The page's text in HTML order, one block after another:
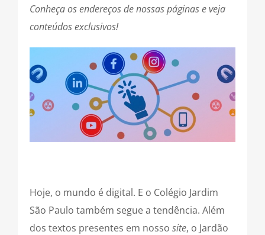
Conheça os endereços de nossas páginas e veja
conteúdos exclusivos!
Hoje, o mundo é digital. E o Colégio Jardim
São Paulo também segue a tendência. Além
dos textos presentes em nosso site, o Jardão